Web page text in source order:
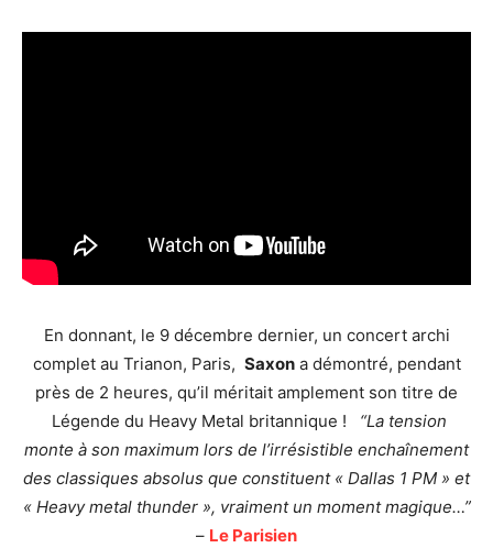
En donnant, le 9 décembre dernier, un concert archi
complet au Trianon, Paris, Saxona démontré, pendant
près de 2 heures, qu’il méritait amplement son titre de
Légende du Heavy Metal britannique ! “La tension
monte à son maximum lors de l’irrésistible enchaînement
des classiques absolus que constituent « Dallas 1 PM » et
« Heavy metal thunder », vraiment un moment magique…”
– Le Parisien